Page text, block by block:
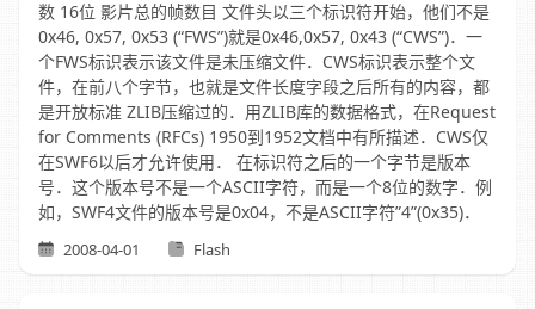
数 16位 影片总的帧数目 文件头以三个标识符开始，他们不是
0x46, 0x57, 0x53 (“FWS”)就是0x46,0x57, 0x43 (“CWS”)．一
个FWS标识表示该文件是未压缩文件．CWS标识表示整个文
件，在前八个字节，也就是文件长度字段之后所有的内容，都
是开放标准 ZLIB压缩过的．用ZLIB库的数据格式，在Request
for Comments (RFCs) 1950到1952文档中有所描述．CWS仅
在SWF6以后才允许使用． 在标识符之后的一个字节是版本
号．这个版本号不是一个ASCII字符，而是一个8位的数字．例
如，SWF4文件的版本号是0x04，不是ASCII字符”4”(0x35)．
2008-04-01 Flash